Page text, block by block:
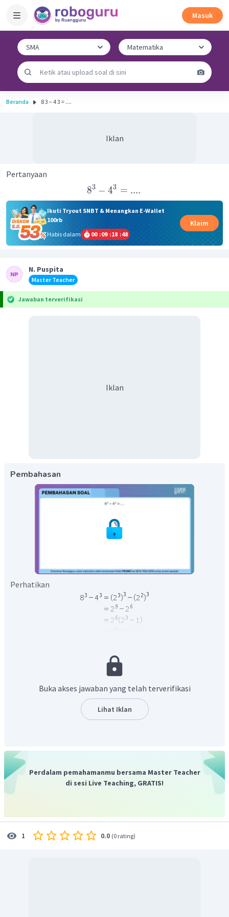
Masuk
Beranda 8 3 − 4 3 = ....
Iklan
Pertanyaan
83 − 43 = ....
Ikuti Tryout SNBT & Menangkan E-Wallet
100rb
Habis dalam
00 :09 :18 :48
Klaim
N. Puspita
Master Teacher
Jawaban terverifikasi
Iklan
Pembahasan
Perhatikan
adalah
Buka akses jawaban yang telah terverifikasi
Lihat Iklan
Perdalam pemahamanmu bersama Master Teacher
di sesi Live Teaching, GRATIS!
1 0.0 (0 rating)